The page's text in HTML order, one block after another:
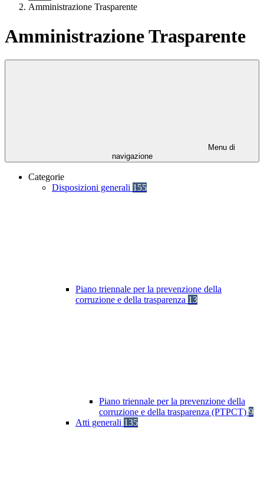
Amministrazione Trasparente
Amministrazione Trasparente
Menu di
navigazione
Categorie
Disposizioni generali 155
Piano triennale per la prevenzione della
corruzione e della trasparenza 13
Piano triennale per la prevenzione della
corruzione e della trasparenza (PTPCT) 9
Atti generali 135